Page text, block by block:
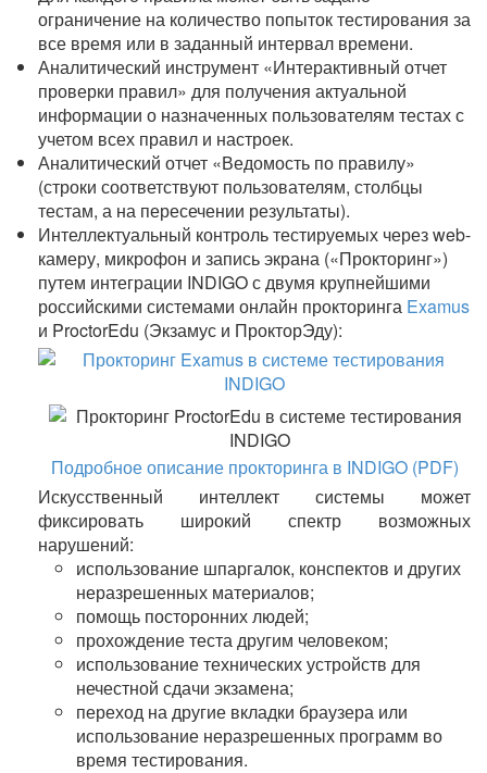
ограничение на количество попыток тестирования за
все время или в заданный интервал времени.
Аналитический инструмент «Интерактивный отчет
проверки правил» для получения актуальной
информации о назначенных пользователям тестах с
учетом всех правил и настроек.
Аналитический отчет «Ведомость по правилу»
(строки соответствуют пользователям, столбцы
тестам, а на пересечении результаты).
Интеллектуальный контроль тестируемых через web-
камеру, микрофон и запись экрана («Прокторинг»)
путем интеграции INDIGO с двумя крупнейшими
российскими системами онлайн прокторинга Examus
и ProctorEdu (Экзамус и ПрокторЭду):
Подробное описание прокторинга в INDIGO (PDF)
Искусственный интеллект системы может
фиксировать широкий спектр возможных
нарушений:
использование шпаргалок, конспектов и других
неразрешенных материалов;
помощь посторонних людей;
прохождение теста другим человеком;
использование технических устройств для
нечестной сдачи экзамена;
переход на другие вкладки браузера или
использование неразрешенных программ во
время тестирования.